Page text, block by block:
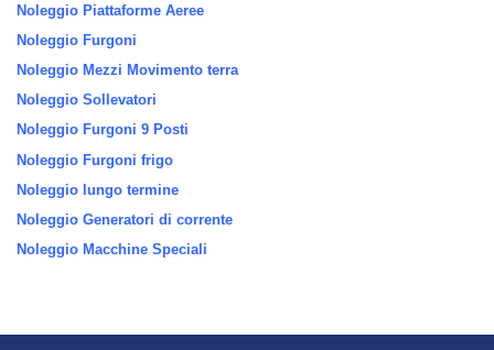
Noleggio Piattaforme Aeree
Noleggio Furgoni
Noleggio Mezzi Movimento terra
Noleggio Sollevatori
Noleggio Furgoni 9 Posti
Noleggio Furgoni frigo
Noleggio lungo termine
Noleggio Generatori di corrente
Noleggio Macchine Speciali